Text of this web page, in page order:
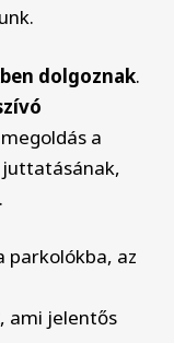
dolgoznak.
a
juttatásának,
az
, ami jelentős